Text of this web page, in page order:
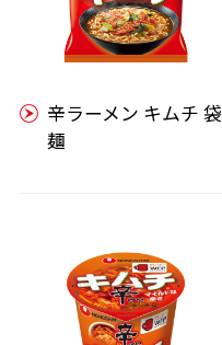
辛ラーメン キムチ 袋
麺